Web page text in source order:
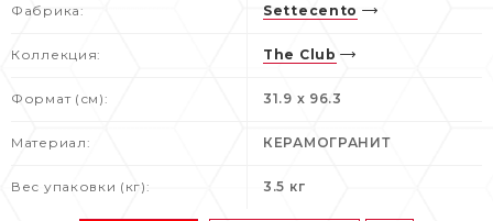
Фабрика: Settecento
Коллекция: The Club
Формат (см): 31.9 x 96.3
Материал: КЕРАМОГРАНИТ
Вес упаковки (кг): 3.5 кг